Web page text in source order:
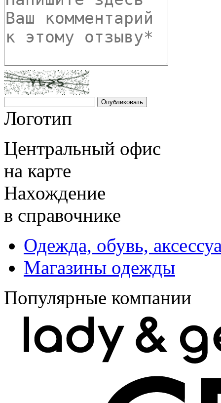
Логотип
Центральный офис
на карте
Нахождение
в справочнике
Одежда, обувь,
Магазины одежды
Популярные компании